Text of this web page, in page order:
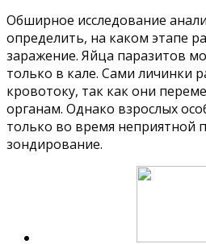
Обширное исследование
определить, на каком этапе
заражение. Яйца паразитов
только в кале. Сами личинки
кровотоку, так как они
органам. Однако взрослых
только во время неприятной
зондирование.